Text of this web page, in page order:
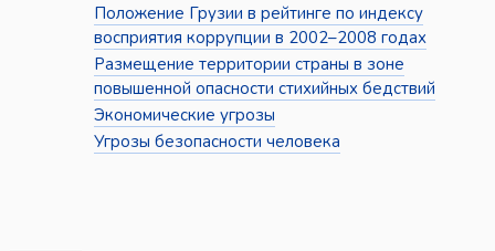
Положение Грузии в рейтинге по индексу
восприятия коррупции в 2002–2008 годах
Размещение территории страны в зоне
повышенной опасности стихийных бедствий
Экономические угрозы
Угрозы безопасности человека